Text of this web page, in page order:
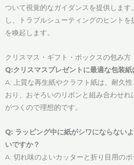
ついて視覚的なガイダンスを提供しま
し、トラブルシューティングのヒント
を喚起します。
クリスマス・ギフト・ボックスの包み方
Q:クリスマスプレゼントに最適な包装紙
A: 上質な再生紙やクラフト紙は、耐久
おり、おそろいのリボンと組み合わせれ
がつくので理想的です。
Q: ラッピング中に紙がシワにならない
いですか？
A: 切れ味のよいカッターと折り目用の